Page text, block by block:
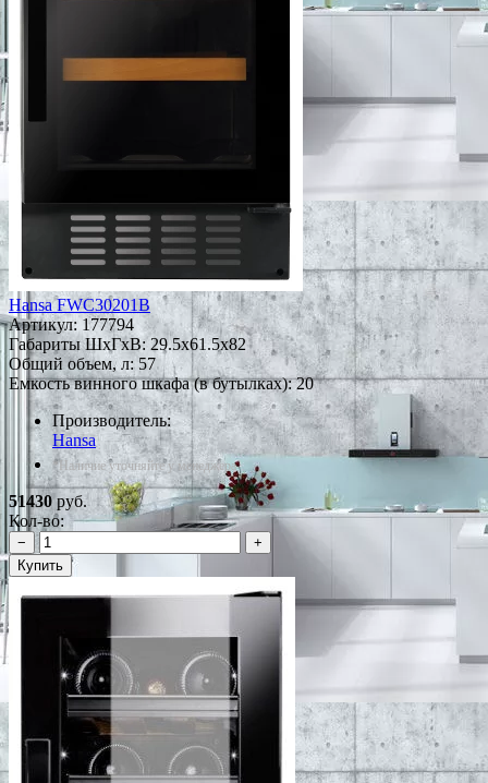
Hansa FWC30201B
Артикул: 177794
Габариты ШxГxВ: 29.5x61.5x82
Общий объем, л: 57
Емкость винного шкафа (в бутылках): 20
Производитель:
Hansa
*Наличие уточняйте у менеджера
51430руб.
Кол-во:
−
+
Купить